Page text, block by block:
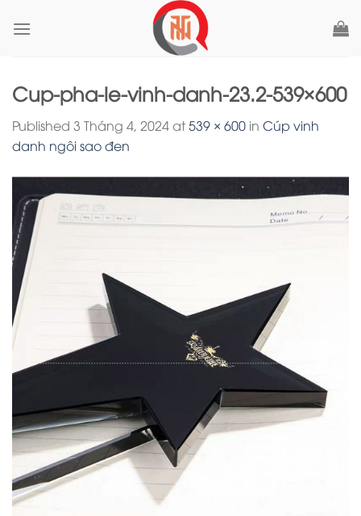
Cup-pha-le-vinh-danh-23.2-539×600
Published 3 Tháng 4, 2024at539 × 600 in Cúp vinh
danh ngôi sao đen